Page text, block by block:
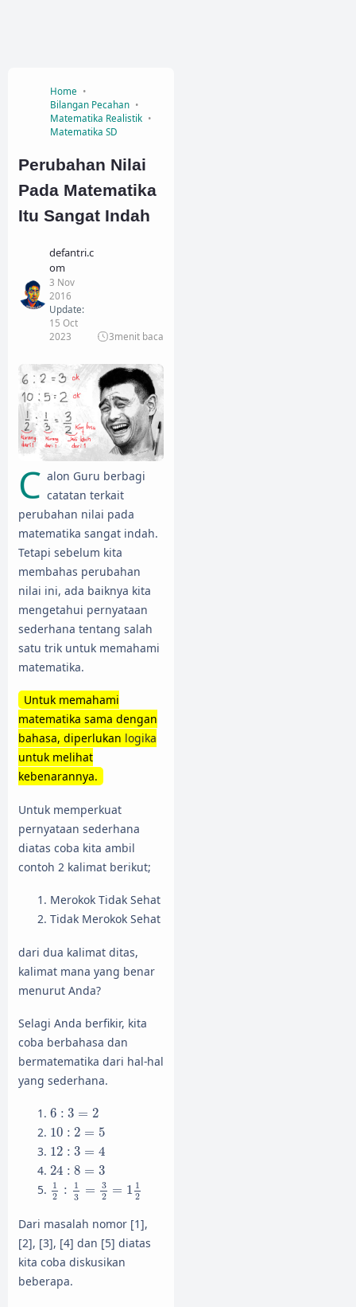
Home
Bilangan Pecahan
Matematika Realistik
Matematika SD
Perubahan Nilai
Pada Matematika
Itu Sangat Indah
defantri.c
om
3 Nov
2016
Update:
15 Oct
2023
3menit baca
C alon Guru berbagi
catatan terkait
perubahan nilai pada
matematika sangat indah.
Tetapi sebelum kita
membahas perubahan
nilai ini, ada baiknya kita
mengetahui pernyataan
sederhana tentang salah
satu trik untuk memahami
matematika.
Untuk memahami
matematika sama dengan
bahasa, diperlukan logika
untuk melihat
kebenarannya.
Untuk memperkuat
pernyataan sederhana
diatas coba kita ambil
contoh 2 kalimat berikut;
Merokok Tidak Sehat
Tidak Merokok Sehat
dari dua kalimat ditas,
kalimat mana yang benar
menurut Anda?
Selagi Anda berfikir, kita
coba berbahasa dan
bermatematika dari hal-hal
yang sederhana.
6 : 3 = 2
6 :3= 2
10 : 2 = 5
10 : 2=5
12 : 3 = 4
12 : 3=
24 : 8 = 3
24 : 8=
1
2
:
1
3
=
3
2
= 1 1
2
12 : 13 32 1 2
Dari masalah nomor [1],
[2], [3], [4] dan [5] diatas
kita coba diskusikan
beberapa.